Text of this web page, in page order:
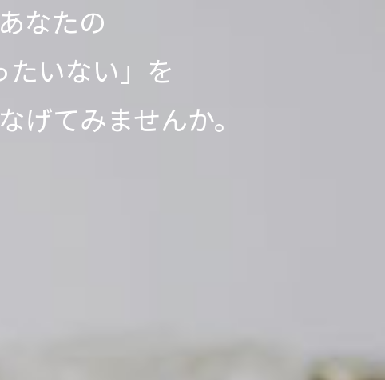
たいない」が
世界の
につながっています。
分、SNSシェアで100L分の
る浄化剤を寄付する
を実施中です。
あなたの
たいない」を
げてみませんか。
の人々の役に立っています。
ない運送」は、
貢献につながるサービスです。
日も寄付で
誰かの笑顔が
れました。
たいない」が
世界の
につながっています。
分、SNSシェアで100L分の
る浄化剤を寄付する
を実施中です。